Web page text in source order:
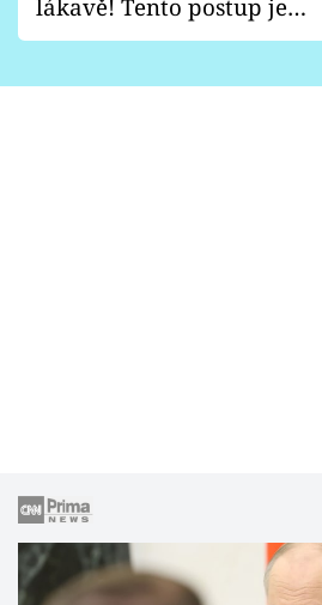
lákavě! Tento postup je
vhodný jen pro některé